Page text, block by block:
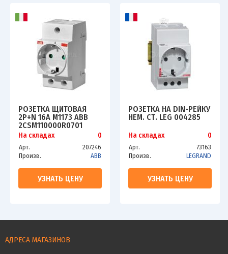
РОЗЕТКА ЩИТОВАЯ
2P+N 16А M1173 ABB
2CSM110000R0701
На складах 0
Арт.
207246
Произв.
ABB
УЗНАТЬ ЦЕНУ
РОЗЕТКА НА DIN-РЕЙКУ
НЕМ. СТ. LEG 004285
На складах 0
Арт.
73163
Произв.
LEGRAND
УЗНАТЬ ЦЕНУ
АДРЕСА МАГАЗИНОВ